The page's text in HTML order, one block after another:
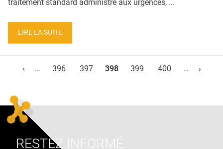
traitement standard administré aux urgences, ...
LIRE LA SUITE
‹
… 396 397 398 399 400 … ›
RESTEZ INFORMÉ